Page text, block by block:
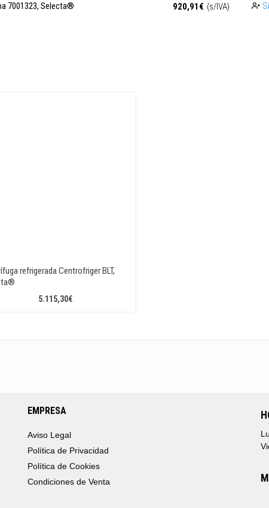
7001323, Selecta® 920,91 € (s/IVA)
refrigerada Centrofriger BLT,
5.115,30€
EMPRESA
Aviso Legal
Política de Privacidad
Política de Cookies
Condiciones de Venta